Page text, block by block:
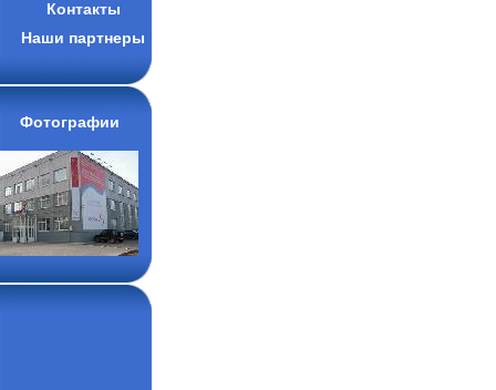
Контакты
Наши партнеры
Фотографии